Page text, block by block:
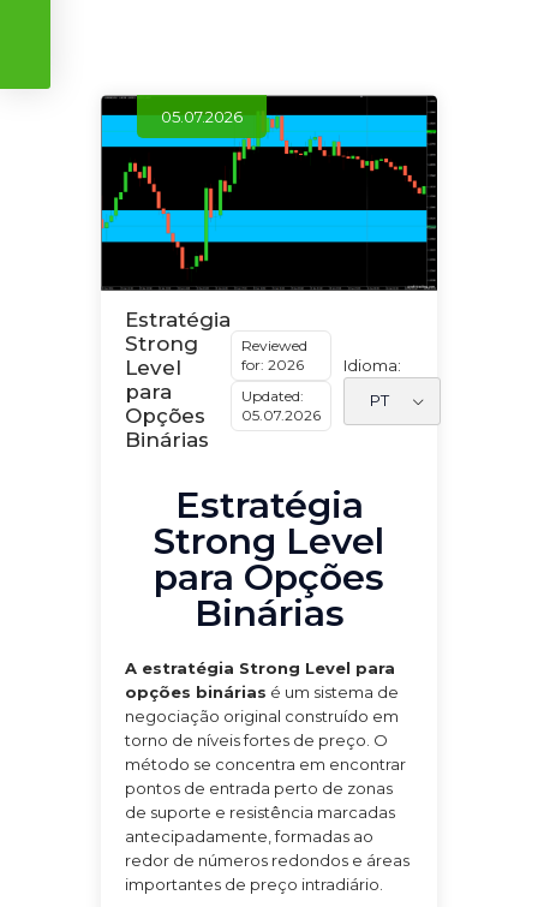
05.07.2026
Estratégia
Strong
Level
para
Opções
Binárias
Reviewed
for: 2026
Updated:
05.07.2026
Idioma:
Estratégia
Strong Level
para Opções
Binárias
A estratégia Strong Level para
opções binárias é um sistema de
negociação original construído em
torno de níveis fortes de preço. O
método se concentra em encontrar
pontos de entrada perto de zonas
de suporte e resistência marcadas
antecipadamente, formadas ao
redor de números redondos e áreas
importantes de preço intradiário.